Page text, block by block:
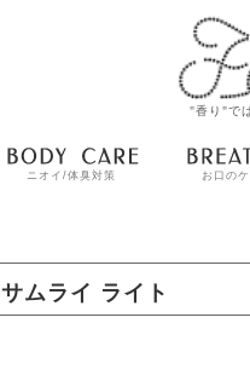
"香り"で
ニオイ/体臭対策 お口の
サムライ ライト